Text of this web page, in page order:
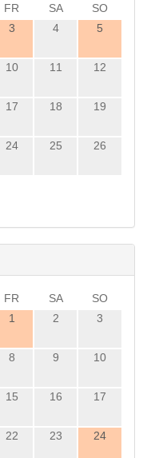
FR SA
SO
3 4 5
10 11 12
17 18 19
24 25 26
FR SA
SO
1
2 3
8 9 10
15 16 17
22 23 24